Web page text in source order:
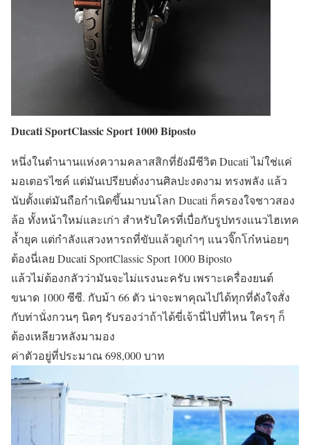
Ducati SportClassic Sport 1000 Biposto
หนึ่งในตำนานแห่งความคลาสสิกที่ยังมีชีวิต Ducati ไม่ใช่แค่
มอเตอรไซค์ แต่มันเปรียบดั่งงานศิลปะงดงาม ทรงพลัง แล้ว
นับตั้งแต่มันถือกำเนิดขึ้นมาบนโลก Ducati ก็ครองใจชาวสอง
ล้อ ทั้งหน้าใหม่และเก่า สำหรับใครที่เบื่อกับรูปทรงแนวไฮเทค
ล้ำยุค แต่กำลังแสวงหารถที่ขับแล้วดูเก๋าๆ แนวจิ๊กโก๋หน่อยๆ
ต้องนี่เลย Ducati SportClassic Sport 1000 Biposto
แล้วไม่ต้องกลัวว่ามันจะไม่แรงนะครับ เพราะเครื่องยนต์
ขนาด 1000 ซีซี. กับม้า 66 ตัว น่าจะพาคุณไปได้ทุกที่ดังใจสั่ง
กับท่านั่งกวนๆ นิดๆ รับรองว่าถ้าได้ขี่เจ้านี่ไปที่ไหน ใครๆ ก็
ต้องเหลียวหลังมามอง
ค่าตัวอยู่ที่ประมาณ 698,000 บาท